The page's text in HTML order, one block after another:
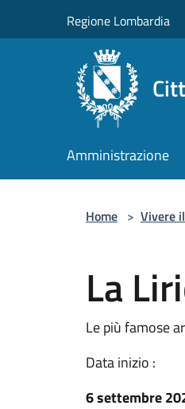
Regione Lombardia
Amministrazione
Home > Vivere
La
Le più famose
Data inizio :
6 settembre